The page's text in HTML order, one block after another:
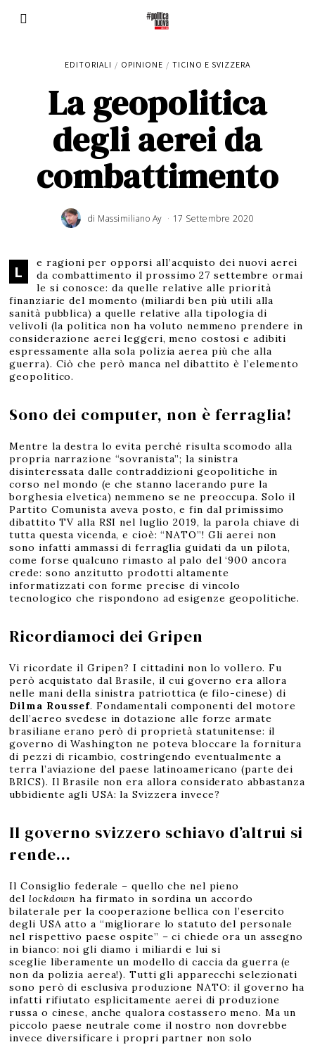
EDITORIALI / OPINIONE / TICINO E SVIZZERA
La geopolitica
degli aerei da
combattimento
di Massimiliano Ay 17 Settembre 2020
o
2
0
2
2
L
e ragioni per opporsi all’acquisto dei nuovi aerei
da combattimento il prossimo 27 settembre ormai
le si conosce: da quelle relative alle priorità
finanziarie del momento (miliardi ben più utili alla
sanità pubblica) a quelle relative alla tipologia di
velivoli (la politica non ha voluto nemmeno prendere in
considerazione aerei leggeri, meno costosi e adibiti
espressamente alla sola polizia aerea più che alla
guerra). Ciò che però manca nel dibattito è l’elemento
geopolitico.
Sono dei computer, non è ferraglia!
Mentre la destra lo evita perché risulta scomodo alla
propria narrazione “sovranista”; la sinistra
disinteressata dalle contraddizioni geopolitiche in
corso nel mondo (e che stanno lacerando pure la
borghesia elvetica) nemmeno se ne preoccupa. Solo il
Partito Comunista aveva posto, e fin dal primissimo
dibattito TV alla RSI nel luglio 2019, la parola chiave di
tutta questa vicenda, e cioè: “NATO”! Gli aerei non
sono infatti ammassi di ferraglia guidati da un pilota,
come forse qualcuno rimasto al palo del ‘900 ancora
crede: sono anzitutto prodotti altamente
informatizzati con forme precise di vincolo
tecnologico che rispondono ad esigenze geopolitiche.
Ricordiamoci dei Gripen
Vi ricordate il Gripen? I cittadini non lo vollero. Fu
però acquistato dal Brasile, il cui governo era allora
nelle mani della sinistra patriottica (e filo-cinese) di
Dilma Roussef. Fondamentali componenti del motore
dell’aereo svedese in dotazione alle forze armate
brasiliane erano però di proprietà statunitense: il
governo di Washington ne poteva bloccare la fornitura
di pezzi di ricambio, costringendo eventualmente a
terra l’aviazione del paese latinoamericano (parte dei
BRICS). Il Brasile non era allora considerato abbastanza
ubbidiente agli USA: la Svizzera invece?
Il governo svizzero schiavo d’altrui si
rende…
Il Consiglio federale – quello che nel pieno
dellockdown ha firmato in sordina un accordo
bilaterale per la cooperazione bellica con l’esercito
degli USA atto a “migliorare lo statuto del personale
nel rispettivo paese ospite” – ci chiede ora un assegno
in bianco: noi gli diamo i miliardi e lui si
sceglie liberamente un modello di caccia da guerra (e
non da polizia aerea!). Tutti gli apparecchi selezionati
sono però di esclusiva produzione NATO: il governo ha
infatti rifiutato esplicitamente aerei di produzione
russa o cinese, anche qualora costassero meno. Ma un
piccolo paese neutrale come il nostro non dovrebbe
invece diversificare i propri partner non solo